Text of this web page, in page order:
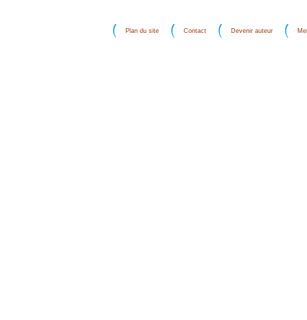
Plan du site Contact Devenir auteur